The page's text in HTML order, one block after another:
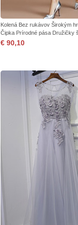
Kolená Bez rukávov Širokým
Čipka Prírodné pása Družičky
€ 90,10